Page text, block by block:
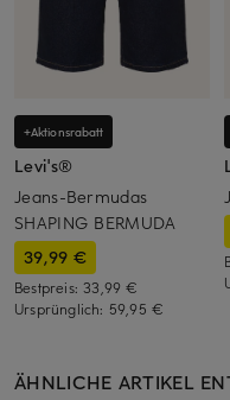
+Aktionsrabatt
Levi's®
Jeans-Bermudas
SHAPING BERMUDA
39,99 €
Bestpreis:33,99 €
Ursprünglich: 59,95 €
ÄHNLICHE ARTIKEL